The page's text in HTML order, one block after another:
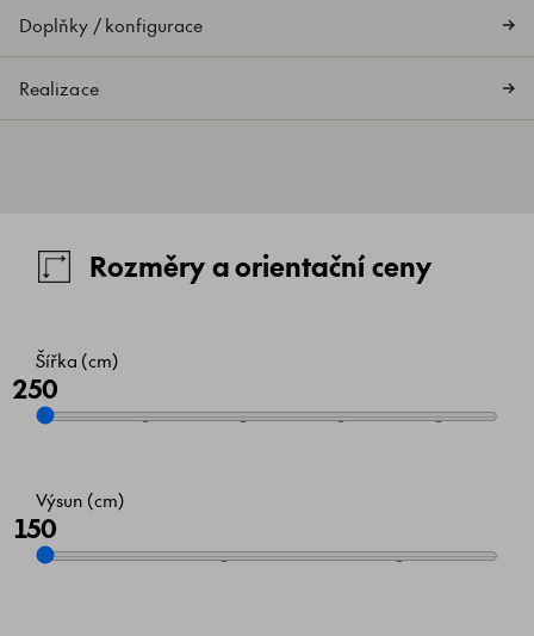
Doplňky / konfigurace
Realizace
Rozměry a orientační ceny
Šířka (cm)
250
Výsun (cm)
150